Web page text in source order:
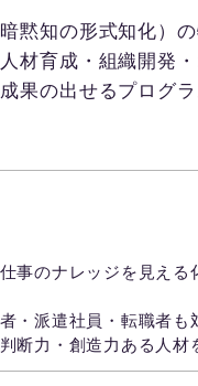
黙知の形式知化）
材育成・組織開発
果の出せるプログラ
事のナレッジを見え
・派遣社員・転職者も
断力・創造力ある人材